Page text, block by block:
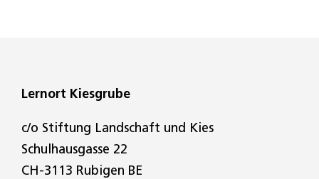
Lernort Kiesgrube
c/o Stiftung Landschaft und Kies
Schulhausgasse 22
CH-3113 Rubigen BE